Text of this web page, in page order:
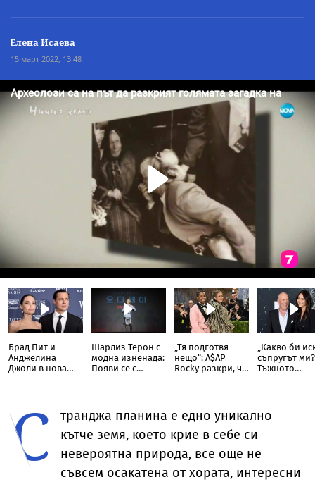
Елена Исаева
15 март 2022, 13:48
Брад Пит и
Анджелина
Джоли в нова
Шарлиз Терон с
модна изненада:
Появи се с
„Тя подготвя
нещо“: A$AP
Rocky разкри, че
„Какво би
съпругът
Тъжното
С
транджа планина е едно уникално
кътче земя, което крие в себе си
невероятна природа, все още не
съвсем осакатена от хората, интересни